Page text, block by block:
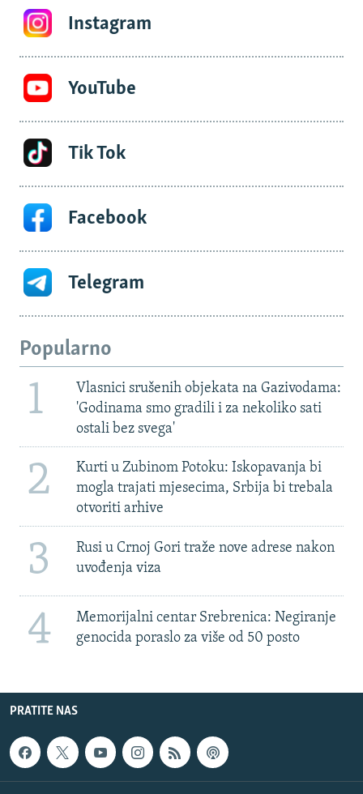
Instagram
YouTube
Tik Tok
Facebook
Telegram
Popularno
1
Vlasnici srušenih objekata na Gazivodama:
'Godinama smo gradili i za nekoliko sati
ostali bez svega'
2
Kurti u Zubinom Potoku: Iskopavanja bi
mogla trajati mjesecima, Srbija bi trebala
otvoriti arhive
3
Rusi u Crnoj Gori traže nove adrese nakon
uvođenja viza
4
Memorijalni centar Srebrenica: Negiranje
genocida poraslo za više od 50 posto
PRATITE NAS